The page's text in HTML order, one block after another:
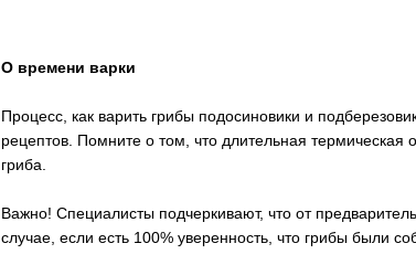
О времени варки
Процесс, как варить грибы подосиновики и
рецептов. Помните о том, что длительная термическая
гриба.
Важно! Специалисты подчеркивают, что от
случае, если есть 100% уверенность, что грибы были